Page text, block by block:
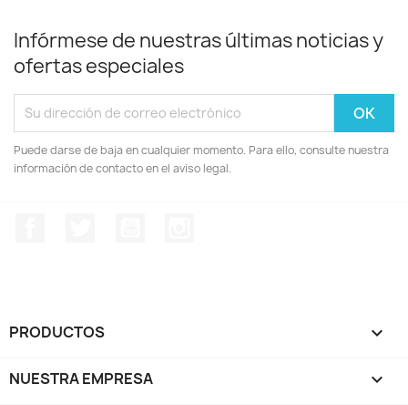
Infórmese de nuestras últimas noticias y
ofertas especiales
Puede darse de baja en cualquier momento. Para ello, consulte nuestra
información de contacto en el aviso legal.
PRODUCTOS 
NUESTRA EMPRESA 